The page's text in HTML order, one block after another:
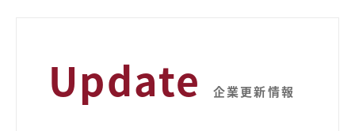
Update 企業更新情報